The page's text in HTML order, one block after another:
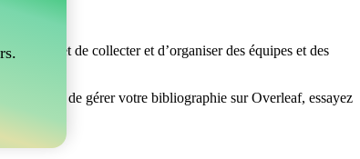
permet de collecter et d’organiser des équipes et des
facile de gérer votre bibliographie sur Overleaf, essayez